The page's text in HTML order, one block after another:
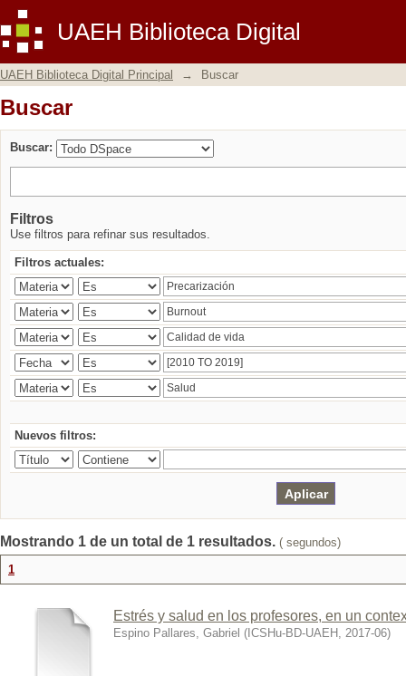
UAEH Biblioteca Digital
Buscar
UAEH Biblioteca Digital Principal → Buscar
Buscar
Buscar:
Filtros
Use filtros para refinar sus resultados.
Filtros actuales:
Nuevos filtros:
Mostrando 1 de un total de 1 resultados. ( segundos)
1
Estrés y salud en los profesores, en un
Espino Pallares, Gabriel ( ICSHu-BD-UAEH , 2017-06)